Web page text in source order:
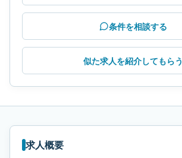
条件を相談する
似た求人を紹介してもらう
求人概要